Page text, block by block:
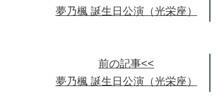
夢乃楓 誕生日公演（光栄座）
前の記事<<
夢乃楓 誕生日公演（光栄座）